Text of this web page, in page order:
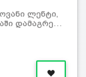
ლენტი,
დამაგრე…